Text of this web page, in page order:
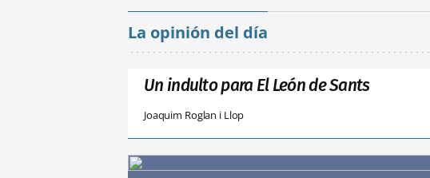
La opinión del día
Un indulto para El León de Sants
Joaquim Roglan i Llop